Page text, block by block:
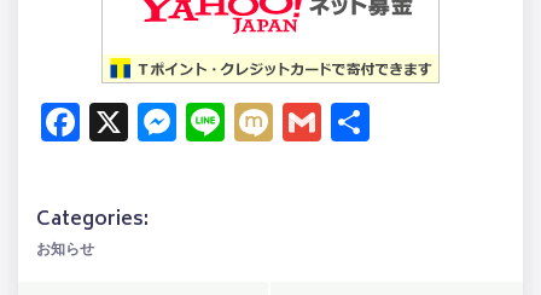
Facebook
X Messenger
LineMixiGmail
Categories:
お知らせ